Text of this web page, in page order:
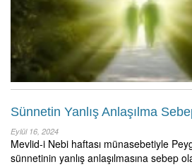
Sünnetin Yanlış Anlaşılma
Eylül 16, 2024
Mevlid-i Nebi haftası münasebetiyle
sünnetinin yanlış anlaşılmasına sebep